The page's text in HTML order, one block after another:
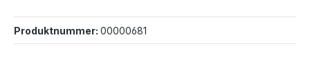
Produktnummer: 00000681